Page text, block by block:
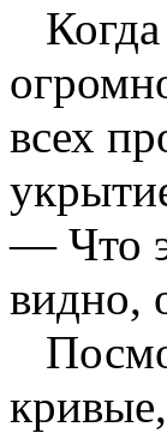
всех
— Что
видно,